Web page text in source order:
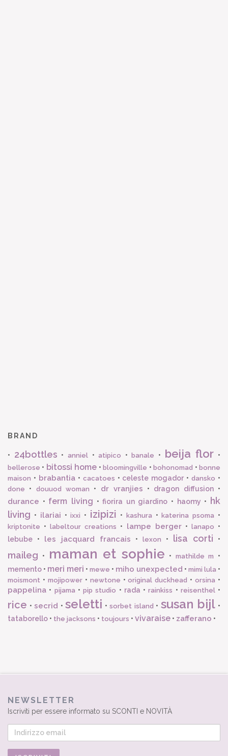
BRAND
• 24bottles • anniel•atipico •banale • beija flor •
bellerose • bitossi home •bloomingville •bohonomad •bonne
maison • brabantia• cacatoes • celeste mogador •dansko •
done • douuod woman • dr vranjies • dragon diffusion•
durance • ferm living •fiorira un giardino • haomy •
hk
living • ilariai •ixxi • izipizi • kashura •katerina psoma •
kriptonite •labeltour creations • lampe berger• lanapo •
lebube • les jacquard francais • lexon • lisa corti •
maileg • maman et sophie • mathilde m
•
memento • meri meri • mewe • miho unexpected • mimi lula •
moismont • mojipower• newtone •original duckhead •orsina •
pappelina • pijama • pip studio • rada •rainkiss • reisenthel•
rice •secrid •seletti •sorbet island • susan bijl •
tataborello • the jacksons • toujours • vivaraise • zafferano •
NEWSLETTER
Iscriviti per essere informato su SCONTI e NOVITÀ